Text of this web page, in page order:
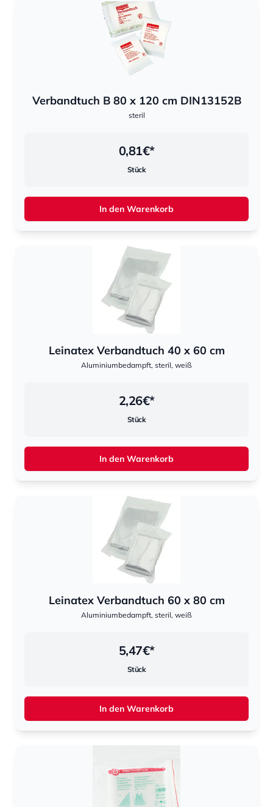
Verbandtuch B 80 x 120 cm DIN13152B
steril
0,81€*
Stück
In den Warenkorb
Leinatex Verbandtuch 40 x 60 cm
Aluminiumbedampft, steril, weiß
2,26€*
Stück
In den Warenkorb
Leinatex Verbandtuch 60 x 80 cm
Aluminiumbedampft, steril, weiß
5,47€*
Stück
In den Warenkorb